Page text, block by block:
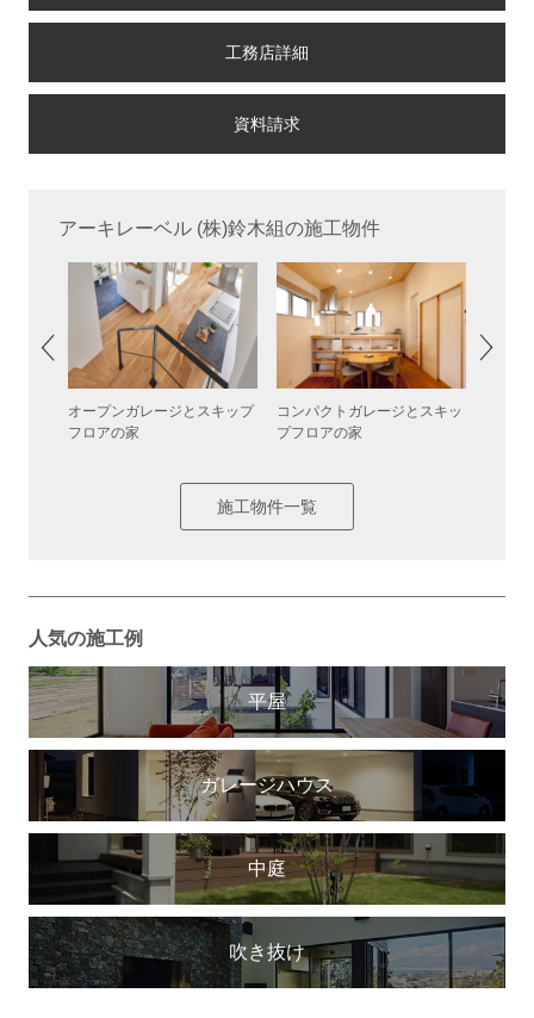
工務店詳細
アーキレーベル (株)鈴木組の施工物件
オープンガレージとスキップ
フロアの家
コンパクトガレージとスキッ
プフロアの家
施工物件一覧
人気の施工例
平屋
ガレージハウス
中庭
吹き抜け